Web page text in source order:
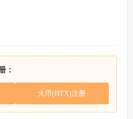
：
火币(HTX)注册